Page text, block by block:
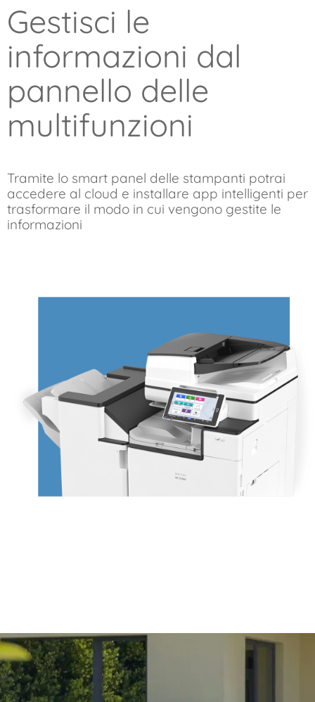
Gestisci le
informazioni dal
pannello delle
multifunzioni
Tramite lo smart panel delle stampanti potrai
accedere al cloud e installare app intelligenti per
trasformare il modo in cui vengono gestite le
informazioni